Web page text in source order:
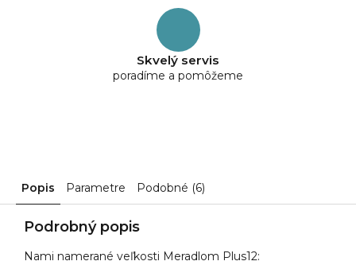
Skvelý servis
poradíme a pomôžeme
Popis Parametre Podobné (6)
Podrobný popis
Nami namerané veľkosti Meradlom Plus12: